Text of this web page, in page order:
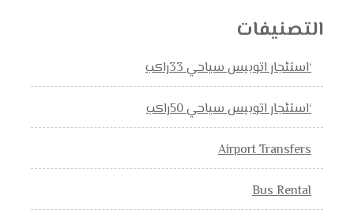
التصنيفات
‘استئجار اتوبيس سياحي 33راكب
‘استئجار اتوبيس سياحي 50راكب
Airport Transfers
Bus Rental